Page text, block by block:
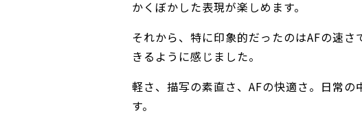
かくぼかした表現が楽しめます。
それから、特に印象的だったのはAFの速
きるように感じました。
軽さ、描写の素直さ、AFの快適さ。日常
す。